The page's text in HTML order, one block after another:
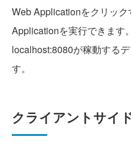
Web Applicationをクリッ
Applicationを実行できます
localhost:8080が稼動する
す。
クライアントサイ